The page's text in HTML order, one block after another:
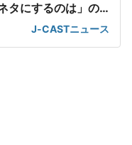
タにするのは」の
J-CASTニュース